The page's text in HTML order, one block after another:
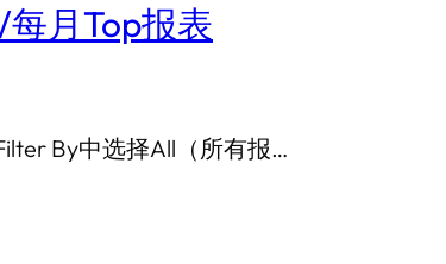
月Top报表
By中选择All（所有报…